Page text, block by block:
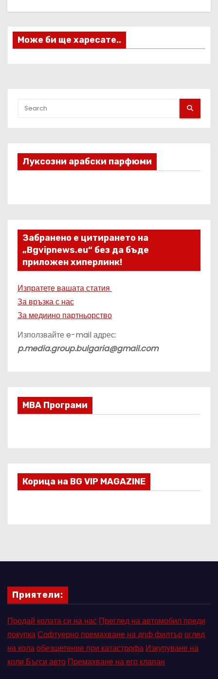
и
яМоже би ще харесате..
Луксозни арабски парфюми
Забранено е цитирането на
„Bgvipnews.eu“ без да бъде
приложен хиперлинк!
Изпратете вашата статия
За връзка с нас
За медиино партньорство
Използвайте e-mail адрес:
p.media.group.bulgaria@gmail.com
МВА Програми
Корица на BG VIP MAGAZINE
Приятели:
Продай колата си на нас Преглед на автомобил преди
покупкаСофтуерно премахване на дпф филтъроглед
на колаобезщетение при катастрофа Изкупуване на
коли Бъгси авто Премахване на егр клапан